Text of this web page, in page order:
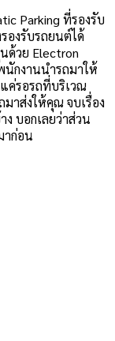
Parking ที่รองรับ
องรับรถยนต์ได้
ด้วย Electron
นักงานนำรถมาให้
ค่รอรถที่บริเวณ
าส่งให้คุณ จบเรื่อง
บอกเลยว่าส่วน
าก่อน